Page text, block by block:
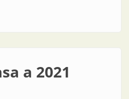
fue presencial y fue un éxito
a 2021